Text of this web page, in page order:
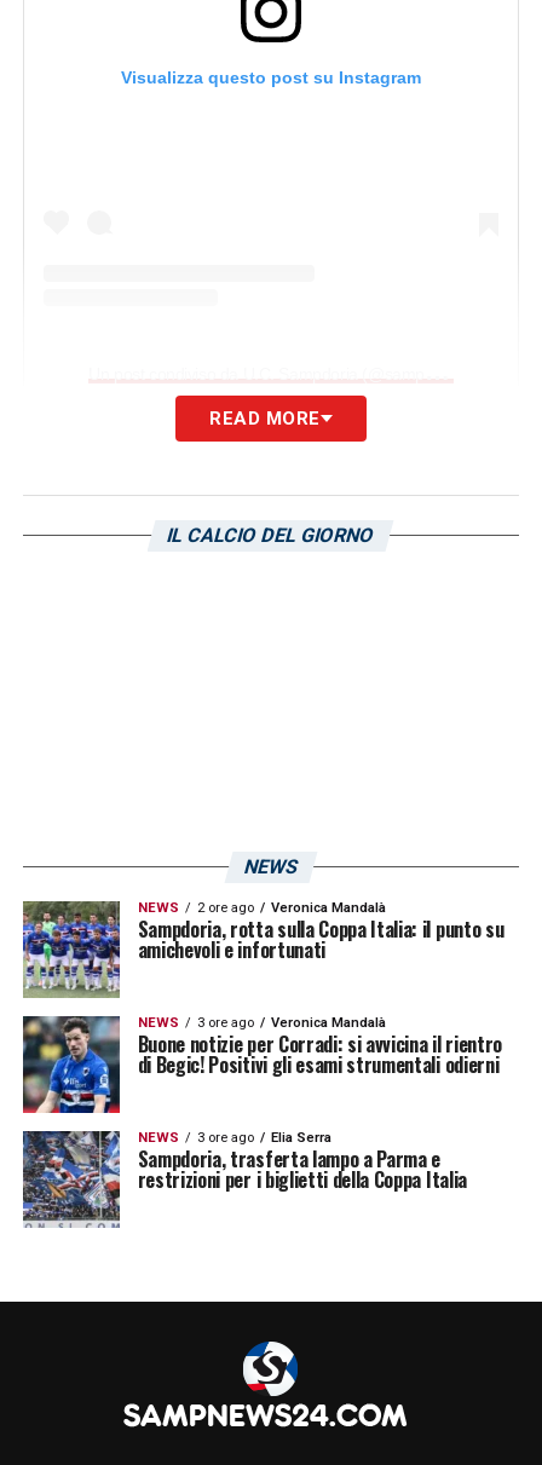
Visualizza questo post su Instagram
commento del club a corredo di alcune
immagini della seduta di oggi.
READ MORE
IL CALCIO DEL GIORNO
NEWS
NEWS 2 ore ago Veronica Mandalà
Sampdoria, rotta sulla Coppa Italia: il punto su
amichevoli e infortunati
NEWS 3 ore ago Veronica Mandalà
Buone notizie per Corradi: si avvicina il rientro
di Begic! Positivi gli esami strumentali odierni
NEWS 3 ore ago Elia Serra
Sampdoria, trasferta lampo a Parma e
restrizioni per i biglietti della Coppa Italia